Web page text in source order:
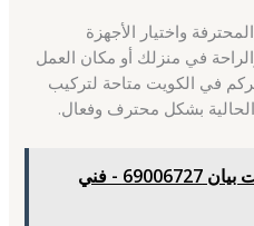
واختيار الأجهزة
في منزلك أو مكان العمل
في الكويت متاحة لتركيب
الحالية بشكل محترف وفعال.
فني انتركم وبدالات بيان 69006727 - فني